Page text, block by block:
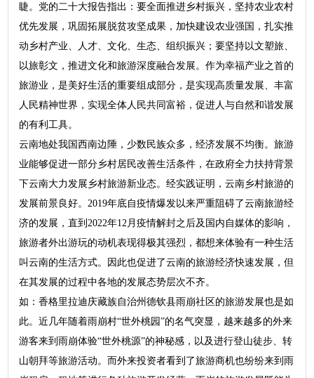
睫。党的二十大报告指出：要全面推进乡村振兴，坚持农业农村
优先发展，巩固拓展脱贫攻坚成果，加快建设农业强国，扎实推
动乡村产业、人才、文化、生态、组织振兴；要坚持以文塑旅、
以旅彰文，推进文化和旅游深度融合发展。作为幸福产业之首的
旅游业，是美好生活的重要组成部分，是实现高质量发展、丰富
人民精神世界，实现全体人民共同富裕，促进人与自然和谐发展
的有利工具。
云南地处我国西南边陲，少数民族众多，经济发展不均衡。旅游
业能够促进一部分乡村居民改善生活条件，在政府全力扶持背景
下云南大力发展乡村旅游新业态。经实践证明，云南乡村旅游的
发展前景良好。2019年底自疫情爆发以来严重阻碍了云南旅游经
济的发展，直到2022年12月疫情解封之后及国内自媒体的影响，
旅游者外出游玩的动机表现得极其强烈，都想来体验有一种生活
叫云南的生活方式。因此也促进了云南的旅游经济快速发展，但
在其发展的过程中各地的发展态势层次不齐。
如：香格里拉迪庆藏族自治州德钦县雨崩社区的旅游发展也是如
此。近几年随着雨崩村“世外桃园”的名气突显，越来越多的外来
游客来到雨崩体验“世外桃源”的神秘感，以及进行登山徒步、转
山朝拜等旅游活动。而外来投资者看到了旅游商机也纷纷来到雨